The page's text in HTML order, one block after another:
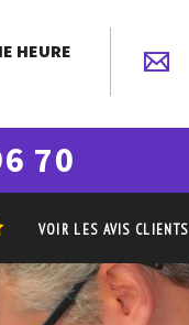
HEURE
70
VOIR LES AVIS CLIENTS